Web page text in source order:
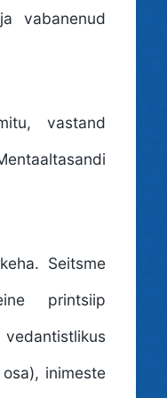
vabanenud
vastand
Seitsme
printsiip
inimeste